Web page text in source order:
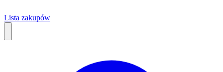
Lista zakupów